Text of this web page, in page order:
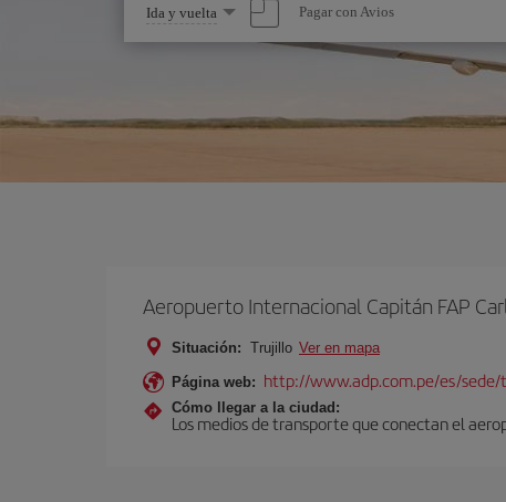
Seleccione
una
opción
Ida y vuelta Pagar con Avios
Aeropuerto Internacional Capitán FAP
Situación: Trujillo Ver en mapa
Página web: http://www.adp.com.pe/es/
Cómo llegar a la ciudad:
Los medios de transporte que conectan el